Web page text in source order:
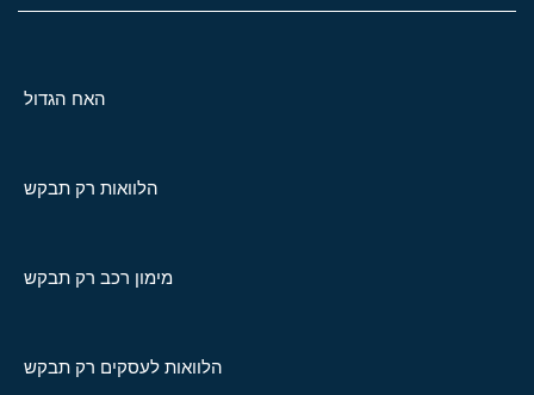
האח הגדול
הלוואות רק תבקש
מימון רכב רק תבקש
הלוואות לעסקים רק תבקש